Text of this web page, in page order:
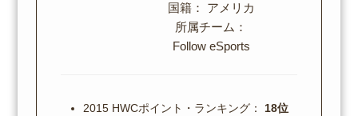
国籍： アメリカ
所属チーム：
Follow eSports
2015 HWCポイント・ランキング： 18位